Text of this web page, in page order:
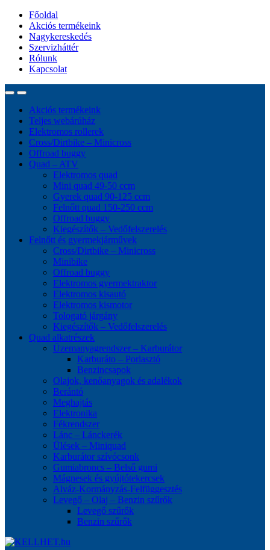
Főoldal
Akciós termékeink
Nagykereskedés
Szervizháttér
Rólunk
Kapcsolat
Akciós termékeink
Teljes webárúház
Elektromos rollerek
Cross/Dirtbike – Minicross
Offroad buggy
Quad – ATV
Elektromos quad
Mini quad 49-50 ccm
Gyerek quad 90-125 ccm
Felnőtt quad 150-250 ccm
Offroad buggy
Kiegészítők – Vedőfelszerelés
Felnőtt és gyermekjárművek
Cross/Dirtbike – Minicross
Minibike
Offroad buggy
Elektromos gyermektraktor
Elektromos kisautó
Elektromos kismotor
Tologató járgány
Kiegészítők – Vedőfelszerelés
Quad alkatrészek
Üzemanyagrendszer – Karburátor
Karburáto – Porlasztó
Benzincsapok
Olajok, kenőanyagok és adalékok
Berántó
Meghajtás
Elektronika
Fékrendszer
Lánc – Lánckerék
Ülések – Miniquad
Karburátor szívócsonk
Gumiabroncs – Belső gumi
Mágnesek és gyújtótekercsek
Alváz-Kormányzás-Felfüggesztés
Levegő – Olaj – Benzin szűrők
Levegő szűrők
Benzin szűrők